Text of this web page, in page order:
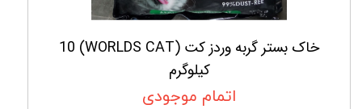
خاک بستر گربه وردز کت (WORLDS CAT) 10
کیلوگرم
اتمام موجودی